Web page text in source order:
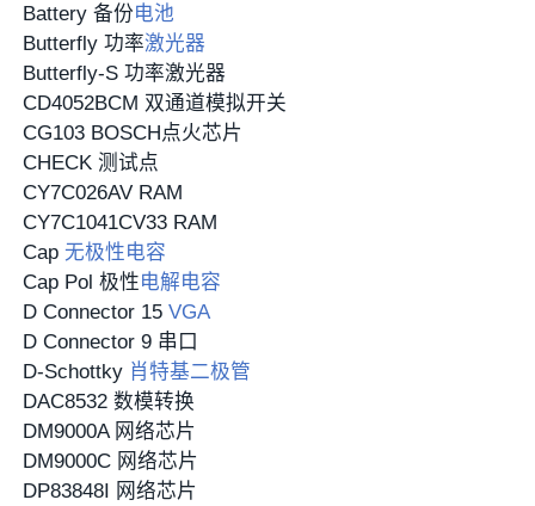
Battery 备份电池
Butterfly 功率激光器
Butterfly-S 功率激光器
CD4052BCM 双通道模拟开关
CG103 BOSCH点火芯片
CHECK 测试点
CY7C026AV RAM
CY7C1041CV33 RAM
Cap无极性电容
Cap Pol 极性电解电容
D Connector 15VGA
D Connector 9 串口
D-Schottky 肖特基二极管
DAC8532 数模转换
DM9000A 网络芯片
DM9000C 网络芯片
DP83848I 网络芯片